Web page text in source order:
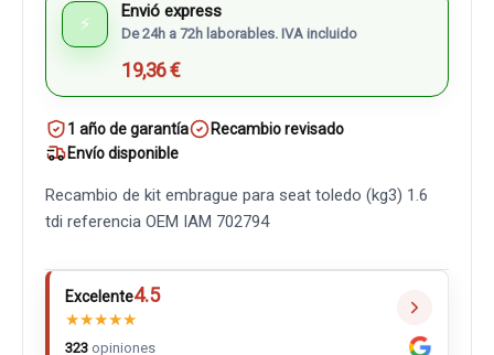
⚡
Envió express
De 24h a 72h laborables. IVA incluido
19,36 €
1 año de garantía
Recambio revisado
Envío disponible
Recambio de kit embrague para seat toledo (kg3) 1.6
tdi referencia OEM IAM 702794
Excelente4.5
★★★★★
323 opiniones